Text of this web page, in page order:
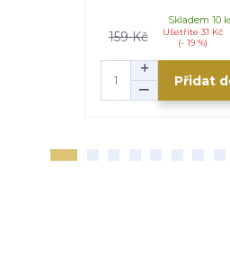
159 Kč
Ušetříte 31 Kč
(- 19 %)
Skladem 10
Přidat